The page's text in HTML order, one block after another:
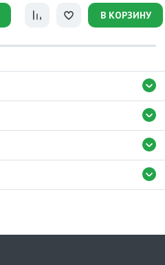
В КОРЗИНУ